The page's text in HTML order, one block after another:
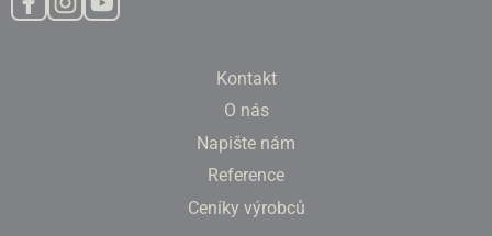
Kontakt
O nás
Napište nám
Reference
Ceníky výrobců